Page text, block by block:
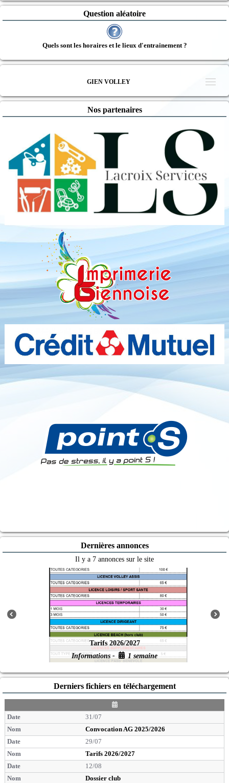
Question aléatoire
Quels sont les horaires et le lieux d'entrainement ?
GIEN VOLLEY
Nos partenaires
Dernières annonces
Il y a 7 annonces sur le site
Tarifs 2026/2027
Informations -
1 semaine
Derniers fichiers en téléchargement
D
a
e
31/07
Convocation AG 2025/2026
29/07
Tarifs 2026/2027
12/08
Dossier club